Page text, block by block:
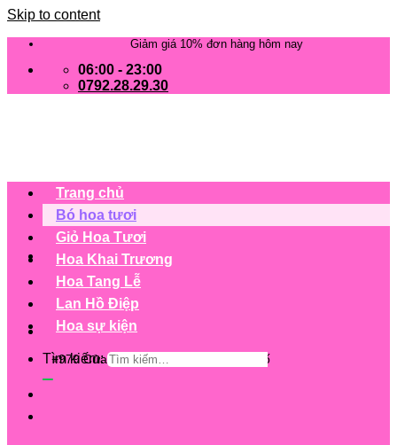
Skip to content
Giảm giá 10% đơn hàng hôm nay
06:00 - 23:00
0792.28.29.30
+979 Cửa hàng trên 63 tỉnh/ thành phố
Trang chủ
Bó hoa tươi
Giỏ Hoa Tươi
Hoa Khai Trương
Hoa Tang Lễ
Lan Hồ Điệp
Hoa sự kiện
Tìm kiếm: